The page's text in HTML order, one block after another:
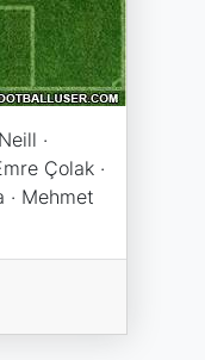
·
Çolak ·
· Mehmet